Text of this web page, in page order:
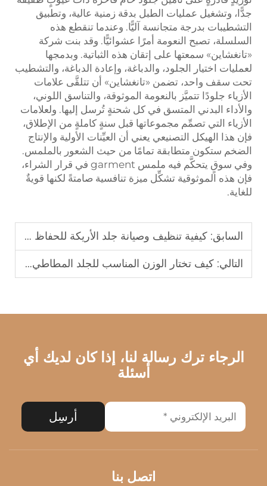
جدًّا، وتشغيل عمليات الطبل بدقة زمنية عالية، وتطبيق
التشطيبات بدرجة متجانسة آليًّا. وعندما تنقطع هذه
السلسلة، تصبح النعومة أمرًا عشوائيًّا. وقد بنت شركة
«تانغشاين» سمعتها على إتقان هذه الثباتية. وبدمجها
لعمليات اختيار الجلود، والدباغة، وإعادة الدباغة، والتشطيب
تحت سقف واحد، تضمن «تانغشاين» أن تتلقَّى علامات
الأزياء جلودًا تتميَّز بالنعومة الموثوقة، والتناسق اللوني،
والأداء البدني المتسق في كل شحنةٍ تُرسل إليها. ولعلامات
الأزياء التي تصمِّم مجموعاتها قبل سنةٍ كاملةٍ من الإطلاق،
فإن هذا الهيكل التصنيعي يعني أن العيِّنات الأولية والإنتاج
الضخم ستكون متطابقة تمامًا من حيث الشعور بالملمس.
وفي سوقٍ يتحكَّم فيه ملمس garment في قرار الشراء،
فإن هذه الموثوقية تشكِّل ميزة تنافسية صامتةً لكنها قويةٌ
للغاية.
السابق: كيفية تنظيف وصيانة جلد الأريكة للحفاظ على مظهرها الجديد لسنوات عديدة؟
التالي: كيف تختار الوزن المناسب للجلد المطاطي لمشروع ملابسك؟
الرجاء ترك رسالة لنا، إذا كان لديك أي
أسئلة
أرسِل
اتصل بنا